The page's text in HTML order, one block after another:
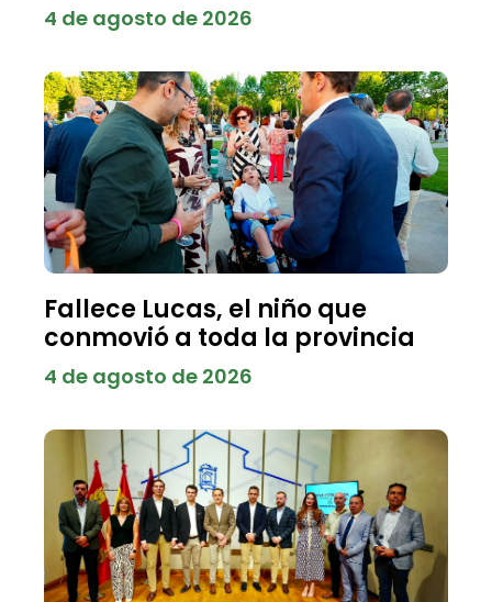
4 de agosto de 2026
Fallece Lucas, el niño que
conmovió a toda la provincia
4 de agosto de 2026